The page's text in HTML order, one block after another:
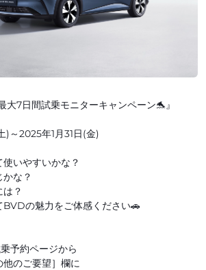
大7日間試乗モニターキャンペーン🐬』
)～2025年1月31日(金)
使いやすいかな？
かな？
は？
BVDの魅力をご体感ください🚗
予約ページから
のご要望］欄に